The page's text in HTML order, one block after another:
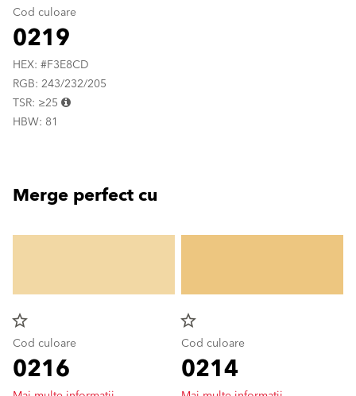
Cod culoare
0219
HEX: #F3E8CD
RGB: 243/232/205
TSR: ≥25
HBW: 81
Merge perfect cu
star_border
Cod culoare
0216
star_border
Cod culoare
0214